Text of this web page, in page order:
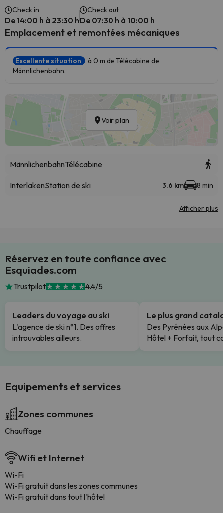
Check in
De 14:00 h à 23:30 h
Check out
De 07:30 h à 10:00 h
Emplacement et remontées mécaniques
Excellente situation
à 0 m de Télécabine de
Männlichenbahn.
Voir plan
MännlichenbahnTélécabine
InterlakenStation de ski 3.6 km 8 min
Afficher plus
Réservez en toute confiance avec
Esquiades.com
Trustpilot 4.4/5
Leaders du voyage au ski
L'agence de ski n°1. Des offres
introuvables ailleurs.
Le plus grand
Des Pyrénées aux
Hôtel + Forfait, tout
Equipements et services
Zones communes
Chauffage
Wifi et Internet
Wi-Fi
Wi-Fi gratuit dans les zones communes
Wi-Fi gratuit dans tout l'hôtel